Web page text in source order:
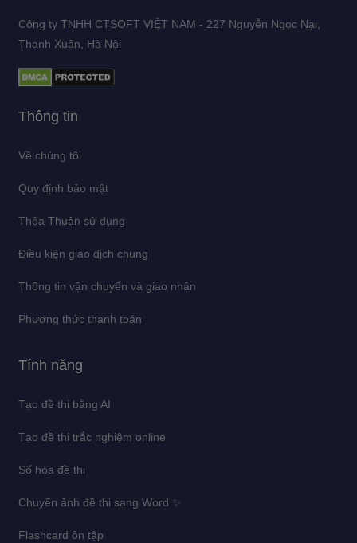
Công ty TNHH CTSOFT VIỆT NAM - 227 Nguyễn Ngọc Nại,
Thanh Xuân, Hà Nội
Thông tin
Về chúng tôi
Quy định bảo mật
Thỏa Thuận sử dụng
Điều kiện giao dịch chung
Thông tin vận chuyển và giao nhận
Phương thức thanh toán
Tính năng
Tạo đề thi bằng AI
Tạo đề thi trắc nghiệm online
Số hóa đề thi
Chuyển ảnh đề thi sang Word ✨
Flashcard ôn tập